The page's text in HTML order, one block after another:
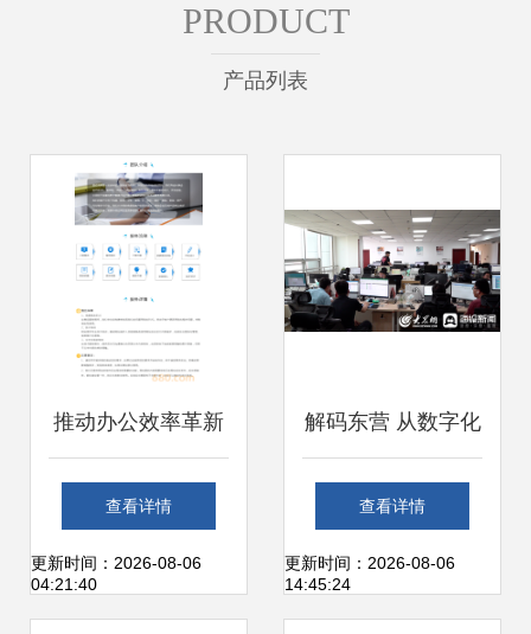
PRODUCT
产品列表
推动办公效率革新
解读定制软件开发
如何重塑OA服务平
查看详情
更新时间：2026-08-06
04:21:40
解码东营 从数字化
政务看高效治理的
创新篇章
查看详情
更新时间：2026-08-06
14:45:24